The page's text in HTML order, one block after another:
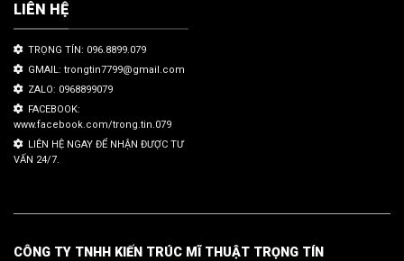
LIÊN HỆ
TRỌNG TÍN: 096.8899.079
GMAIL: trongtin7799@gmail.com
ZALO: 0968899079
FACEBOOK:
www.facebook.com/trong.tin.079
LIÊN HỆ NGAY ĐỂ NHẬN ĐƯỢC TƯ
VẤN 24/7.
CÔNG TY TNHH KIẾN TRÚC MĨ THUẬT TRỌNG TÍN